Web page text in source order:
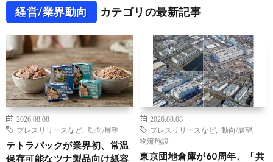
経営/業界動向 カテゴリの最新記事
2026.08.08
プレスリリースなど
動向/展望
テトラパックが業界初、常温
保存可能なツナ製品向け紙容
2026.08.08
プレスリリースなど
動向/展望
物流施設
東京団地倉庫が60周年、「共